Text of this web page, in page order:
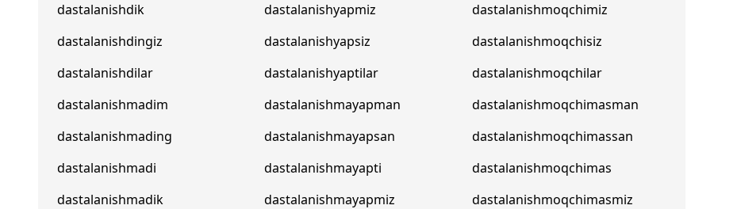
dastalanishdik
dastalanishdingiz
dastalanishdilar
dastalanishmadim
dastalanishmading
dastalanishmadi
dastalanishmadik
dastalanishyapmiz
dastalanishyapsiz
dastalanishyaptilar
dastalanishmayapman
dastalanishmayapsan
dastalanishmayapti
dastalanishmayapmiz
dastalanishmoqchimiz
dastalanishmoqchisiz
dastalanishmoqchilar
dastalanishmoqchimasman
dastalanishmoqchimassan
dastalanishmoqchimas
dastalanishmoqchimasmiz